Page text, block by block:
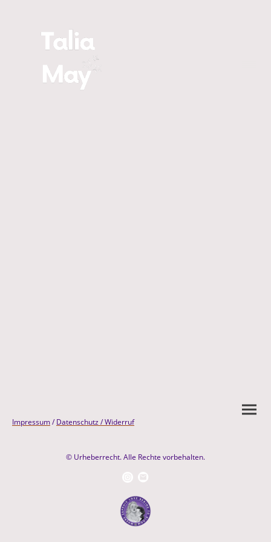
Impressum/Datenschutz /Widerruf
© Urheberrecht. Alle Rechte vorbehalten.